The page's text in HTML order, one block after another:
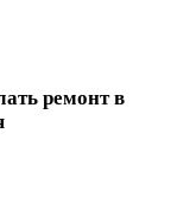
ремонт в